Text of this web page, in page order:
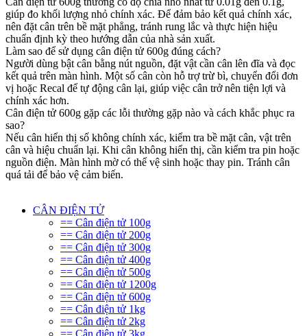
giúp đo khối lượng nhỏ chính xác. Để đảm bảo kết quả chính xác,
nên đặt cân trên bề mặt phẳng, tránh rung lắc và thực hiện hiệu
chuẩn định kỳ theo hướng dẫn của nhà sản xuất.
Làm sao để sử dụng cân điện tử 600g đúng cách?
Người dùng bật cân bằng nút nguồn, đặt vật cần cân lên đĩa và đọc
kết quả trên màn hình. Một số cân còn hỗ trợ trừ bì, chuyển đổi đơn
vị hoặc Recal để tự động cân lại, giúp việc cân trở nên tiện lợi và
chính xác hơn.
Cân điện tử 600g gặp các lỗi thường gặp nào và cách khắc phục ra
sao?
Nếu cân hiển thị số không chính xác, kiểm tra bề mặt cân, vật trên
cân và hiệu chuẩn lại. Khi cân không hiển thị, cần kiểm tra pin hoặc
nguồn điện. Màn hình mờ có thể vệ sinh hoặc thay pin. Tránh cân
quá tải để bảo vệ cảm biến.
CÂN ĐIỆN TỬ
== Cân điện tử 100g
== Cân điện tử 200g
== Cân điện tử 300g
== Cân điện tử 400g
== Cân điện tử 500g
== Cân điện tử 1200g
== Cân điện tử 600g
== Cân điện tử 1kg
== Cân điện tử 2kg
== Cân điện tử 3kg